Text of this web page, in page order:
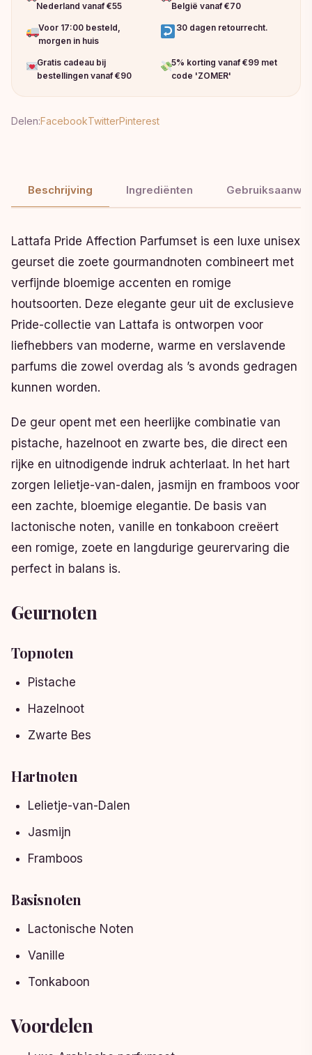
Nederland vanaf €55
België vanaf €70
Voor 17:00 besteld,
morgen in huis
30 dagen retourrecht.
Gratis cadeau bij
bestellingen vanaf €90
5% korting vanaf €99 met
code 'ZOMER'
Delen:FacebookTwitterPinterest
Beschrijving Ingrediënten
Lattafa Pride Affection Parfumset is een luxe unisex
geurset die zoete gourmandnoten combineert met
verfijnde bloemige accenten en romige
houtsoorten. Deze elegante geur uit de exclusieve
Pride-collectie van Lattafa is ontworpen voor
liefhebbers van moderne, warme en verslavende
parfums die zowel overdag als ’s avonds gedragen
kunnen worden.
De geur opent met een heerlijke combinatie van
pistache, hazelnoot en zwarte bes, die direct een
rijke en uitnodigende indruk achterlaat. In het hart
zorgen lelietje-van-dalen, jasmijn en framboos voor
een zachte, bloemige elegantie. De basis van
lactonische noten, vanille en tonkaboon creëert
een romige, zoete en langdurige geurervaring die
perfect in balans is.
Geurnoten
Topnoten
Pistache
Hazelnoot
Zwarte Bes
Hartnoten
Lelietje-van-Dalen
Jasmijn
Framboos
Basisnoten
Lactonische Noten
Vanille
Tonkaboon
Voordelen